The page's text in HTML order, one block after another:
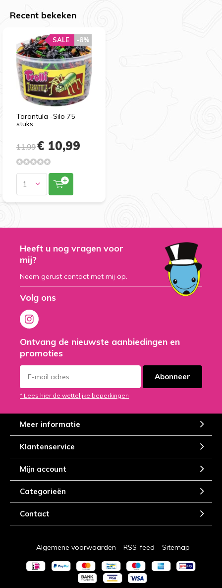
Recent bekeken
Tarantula -Silo 75
stuks
-8%
SALE
11,99€ 10,99
Heeft u nog vragen voor
mij?
Neem gerust contact met mij op.
Volg ons
Ontvang de nieuwste aanbiedingen en
promoties
Abonneer
* Lees hier de wettelijke beperkingen
Meer informatie
Klantenservice
Mijn account
Categorieën
Contact
Algemene voorwaarden RSS-feed Sitemap